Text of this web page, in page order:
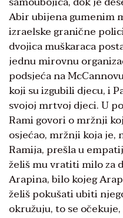
Abir ubijena gumenim
izraelske granične
dvojica muškaraca
jednu mirovnu
podsjeća na
koji su izgubili djecu, i
svojoj mrtvoj djeci. U
Rami govori o mržnji
osjećao, mržnji koja je,
Ramija, prešla u
želiš mu vratiti milo za
Arapina, bilo kojeg
želiš pokušati ubiti
okružuju, to se